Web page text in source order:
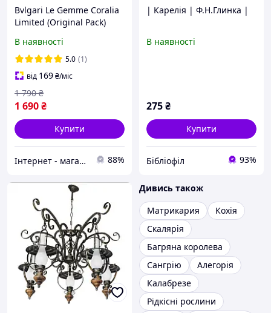
Bvlgari Le Gemme Coralia
Limited (Original Pack)
Лімітед Едішн
В наявності
5.0 (1)
від 169₴/міс
1 690₴
1 790 ₴
Купити
Інтернет - магазин ГЛАМУР 88%
| Карелія | Ф.Н.Глинка |
В наявності
275₴
Купити
Бібліофіл 93%
Дивись також
Матрикария
Кохія
Скалярія
Багряна королева
Сангрію
Алегорія
Калабрезе
Рідкісні рослини